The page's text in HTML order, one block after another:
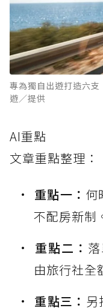
專為獨自出遊打造六
遊／提供
AI重點
文章重點整理：
重點一： 何
不配房新制
重點二：
由旅行社全
重點三： 另